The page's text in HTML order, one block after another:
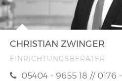
CHRISTIAN ZWINGER
EINRICHTUNGSBERATER
05404 - 9655 18 // 0176 -